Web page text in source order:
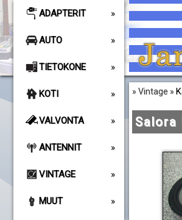
ADAPTERIT
AUTO
TIETOKONE
KOTI
VALVONTA
ANTENNIT
VINTAGE
MUUT
» Vintage »
Salora